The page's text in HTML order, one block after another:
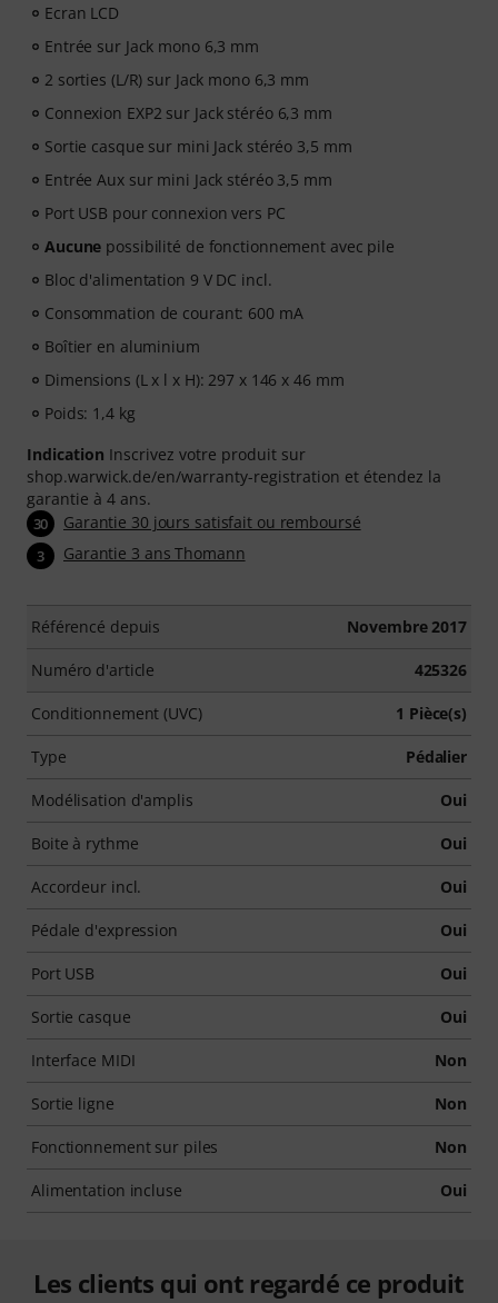
Ecran LCD
Entrée sur Jack mono 6,3 mm
2 sorties (L/R) sur Jack mono 6,3 mm
Connexion EXP2 sur Jack stéréo 6,3 mm
Sortie casque sur mini Jack stéréo 3,5 mm
Entrée Aux sur mini Jack stéréo 3,5 mm
Port USB pour connexion vers PC
Aucune possibilité de fonctionnement avec pile
Bloc d'alimentation 9 V DC incl.
Consommation de courant: 600 mA
Boîtier en aluminium
Dimensions (L x l x H): 297 x 146 x 46 mm
Poids: 1,4 kg
Indication Inscrivez votre produit sur
shop.warwick.de/en/warranty-registration et étendez la
garantie à 4 ans.
30 Garantie 30 jours satisfait ou remboursé
3 Garantie 3 ans Thomann
Référencé depuis Novembre 2017
Numéro d'article 425326
Conditionnement (UVC) 1 Pièce(s)
Type Pédalier
Modélisation d'amplis Oui
Boite à rythme Oui
Accordeur incl. Oui
Pédale d'expression Oui
Port USB Oui
Sortie casque Oui
Interface MIDI Non
Sortie ligne Non
Fonctionnement sur piles Non
Alimentation incluse Oui
Les clients qui ont regardé ce produit